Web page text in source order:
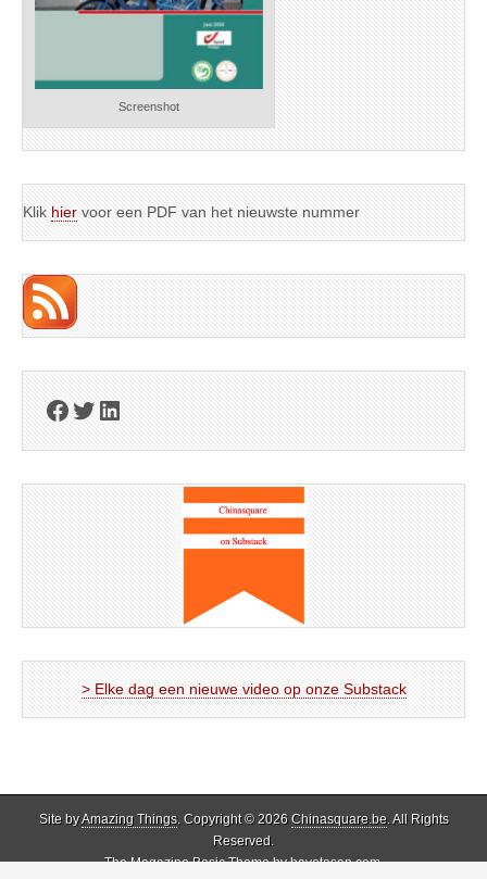
Screenshot
Klik hier voor een PDF van het nieuwste nummer
Facebook
Twitter
LinkedIn
> Elke dag een nieuwe video op onze Substack
Site byAmazing Things. Copyright © 2026 Chinasquare.be. All Rights
Reserved.
The Magazine Basic Theme bybavotasan.com.